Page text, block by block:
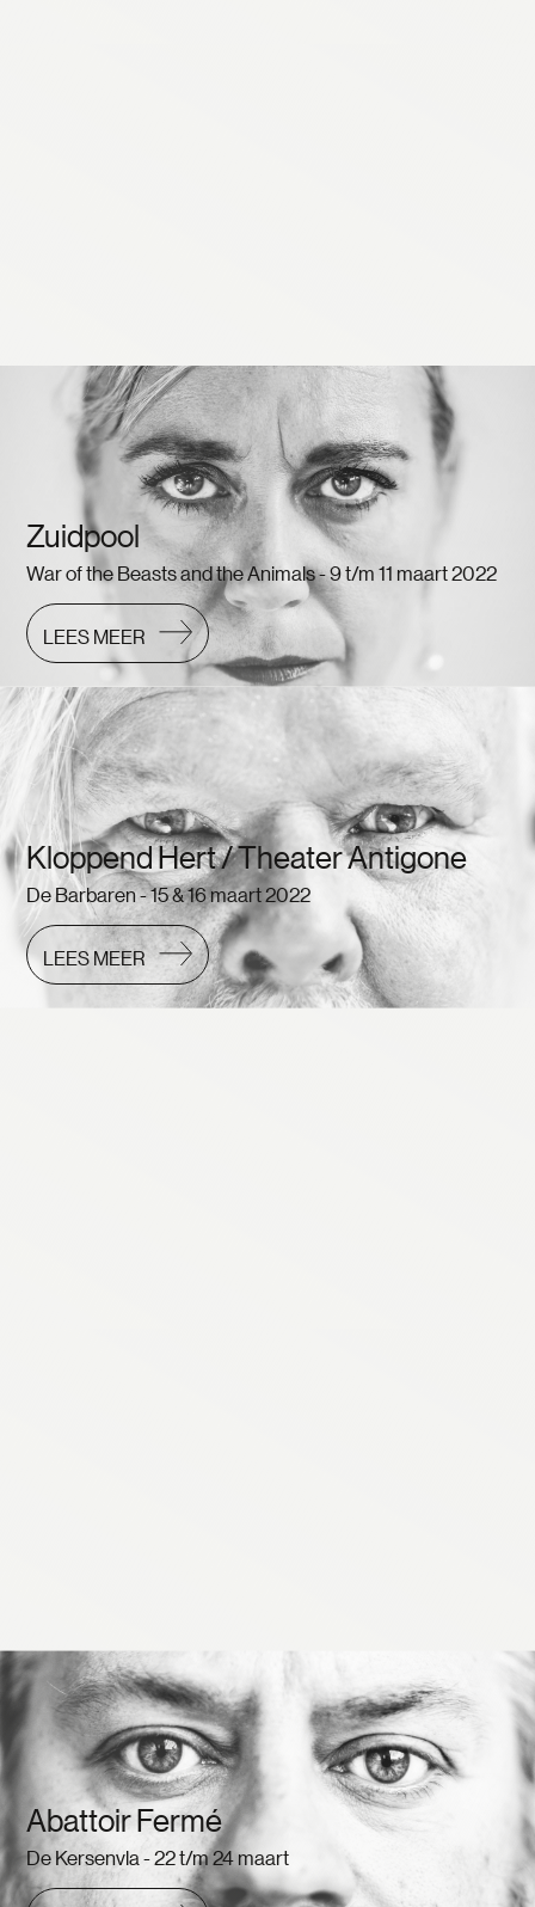
Zuidpool
War of the Beasts and the Animals - 9 t/m 11 maart 2022
LEES MEER
Kloppend Hert / Theater Antigone
De Barbaren - 15 & 16 maart 2022
LEES MEER
Abattoir Fermé
De Kersenvla - 22 t/m 24 maart